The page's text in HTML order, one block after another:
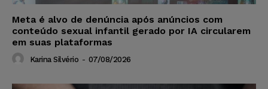
Meta é alvo de denúncia após anúncios com
conteúdo sexual infantil gerado por IA circularem
em suas plataformas
Karina Silvério - 07/08/2026